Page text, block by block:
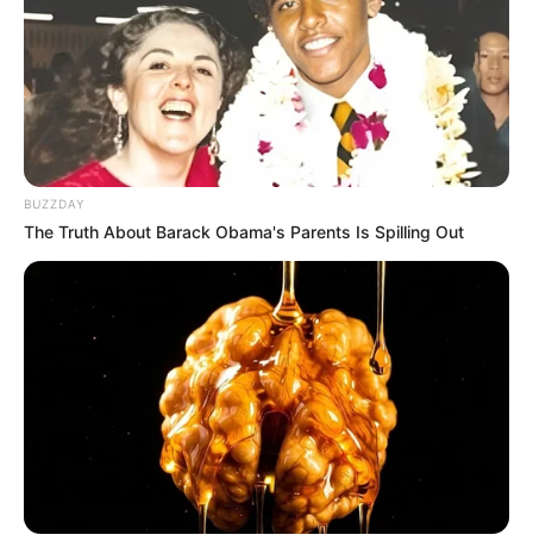
LIHAT ARTIKEL LAINNYA
BUZZDAY
The Truth About Barack Obama's Parents Is Spilling Out